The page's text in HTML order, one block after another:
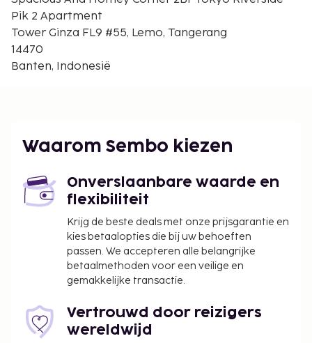
De volgende kosten dienen bij de accommodatie te
worden betaald. De kosten kunnen inclusief
accommodatie aan ons heeft doorgegeven.
In deze accommodatie zijn huisdieren en
Pik 2 Apartment
Tower Ginza FL9 #55, Lemo, Tangerang
14470
Banten, Indonesië
Waarom Sembo kiezen
Onverslaanbare waarde en
flexibiliteit
Krijg de beste deals met onze prijsgarantie en
kies betaalopties die bij uw behoeften
passen. We accepteren alle belangrijke
betaalmethoden voor een veilige en
gemakkelijke transactie.
Vertrouwd door reizigers
wereldwijd